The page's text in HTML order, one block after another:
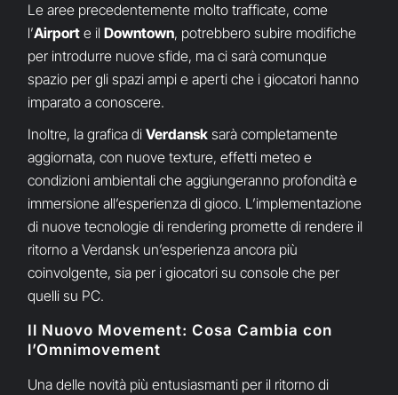
Le aree precedentemente molto trafficate, come
l’Airport e ilDowntown, potrebbero subire modifiche
per introdurre nuove sfide, ma ci sarà comunque
spazio per gli spazi ampi e aperti che i giocatori hanno
imparato a conoscere.
Inoltre, la grafica diVerdansk sarà completamente
aggiornata, con nuove texture, effetti meteo e
condizioni ambientali che aggiungeranno profondità e
immersione all’esperienza di gioco. L’implementazione
di nuove tecnologie di rendering promette di rendere il
ritorno a Verdansk un’esperienza ancora più
coinvolgente, sia per i giocatori su console che per
quelli su PC.
Il Nuovo Movement: Cosa Cambia con
l’Omnimovement
Una delle novità più entusiasmanti per il ritorno di